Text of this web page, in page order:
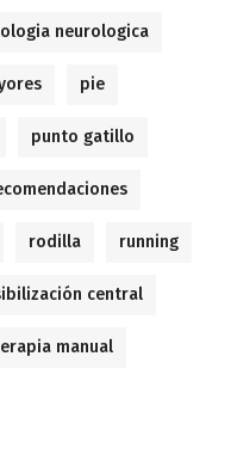
neurologica
pie
punto gatillo
rodilla running
central
manual